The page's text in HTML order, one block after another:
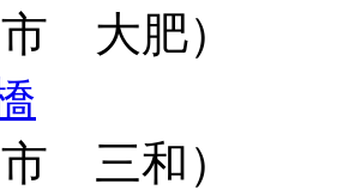
市 大肥）
市 三和）